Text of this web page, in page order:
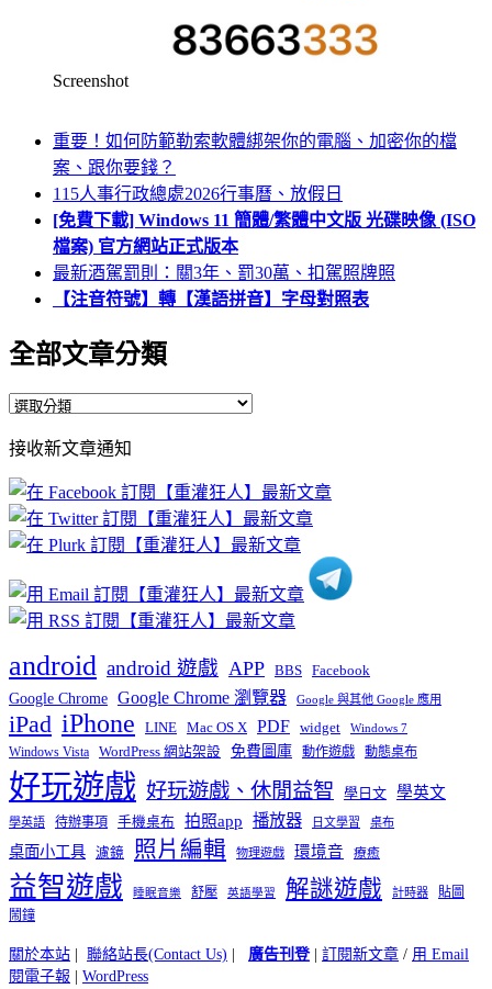
Screenshot
重要！如何防範勒索軟體綁架你的電腦、加密你的檔
案、跟你要錢？
115人事行政總處2026行事曆、放假日
[免費下載] Windows 11 簡體/繁體中文版 光碟映像 (ISO
檔案) 官方網站正式版本
最新酒駕罰則：關3年、罰30萬、扣駕照牌照
【注音符號】轉【漢語拼音】字母對照表
全部文章分類
全
文
章
分
類
接收新文章通知
android android 遊戲 APP BBS Facebook
Google Chrome Google Chrome 瀏覽器 Google 與其他 Google 應用
iPad iPhone LINE Mac OS X PDF widget Windows 7
Windows Vista WordPress 網站架設 免費圖庫 動作遊戲 動態桌布
好玩遊戲 好玩遊戲、休閒益智 學日文 學英文
學英語 待辦事項 手機桌布 拍照app 播放器 日文學習 桌布
桌面小工具 濾鏡 照片編輯 物理遊戲 環境音 療癒
益智遊戲 睡眠音樂 舒壓 英語學習 解謎遊戲 計時器
貼圖
鬧鐘
關於本站 | 聯絡站長(Contact Us) | 廣告刊登| 訂閱新文章 / 用 Email
閱電子報 | WordPress